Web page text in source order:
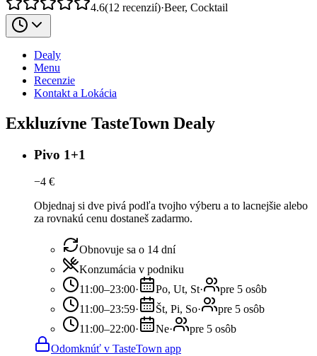
4.6(12 recenzií)·Beer, Cocktail
Dealy
Menu
Recenzie
Kontakt a Lokácia
Exkluzívne TasteTown Dealy
Pivo 1+1
−4 €
Objednaj si dve pivá podľa tvojho výberu a to lacnejšie alebo
za rovnakú cenu dostaneš zadarmo.
Obnovuje sa o 14 dní
Konzumácia v podniku
11:00–23:00· Po, Ut, St·
pre 5 osôb
11:00–23:59· Št, Pi, So·
pre 5 osôb
11:00–22:00· Ne·
pre 5 osôb
Odomknúť v TasteTown app